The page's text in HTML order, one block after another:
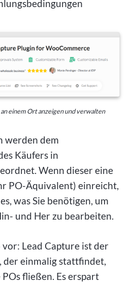
einem Ort anzeigen und verwalten
werden dem
Käufers in
Wenn dieser eine
PO-Äquivalent) einreicht,
was Sie benötigen, um
und Her zu bearbeiten.
vor: Lead Capture ist der
einmalig stattfindet,
fließen. Es erspart